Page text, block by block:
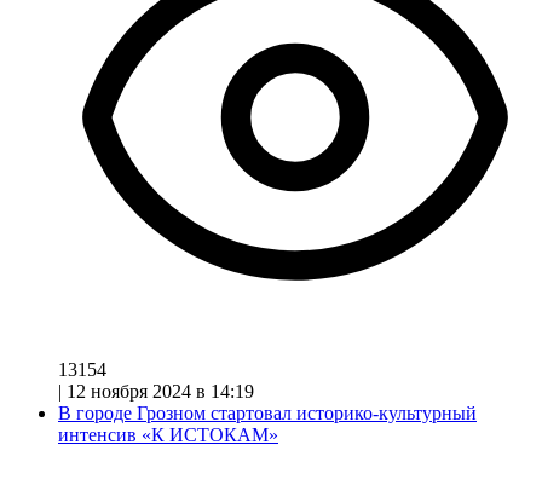
13154
| 12 ноября 2024 в 14:19
В городе Грозном стартовал историко-культурный
интенсив «К ИСТОКАМ»